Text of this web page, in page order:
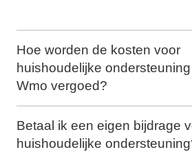
Hoe worden de kosten voor
huishoudelijke
Wmo vergoed?
Betaal ik een eigen bijdrage
huishoudelijke